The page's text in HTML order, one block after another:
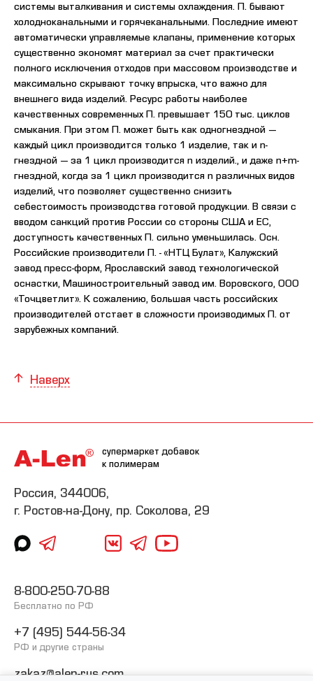
системы выталкивания и системы охлаждения. П. бывают
холодноканальными и горячеканальными. Последние имеют
автоматически управляемые клапаны, применение которых
существенно экономят материал за счет практически
полного исключения отходов при массовом производстве и
максимально скрывают точку впрыска, что важно для
внешнего вида изделий. Ресурс работы наиболее
качественных современных П. превышает 150 тыс. циклов
смыкания. При этом П. может быть как одногнездной —
каждый цикл производится только 1 изделие, так и n-
гнездной — за 1 цикл производится n изделий., и даже n+m-
гнездной, когда за 1 цикл производится n различных видов
изделий, что позволяет существенно снизить
себестоимость производства готовой продукции. В связи с
вводом санкций против России со стороны США и ЕС,
доступность качественных П. сильно уменьшилась. Осн.
Российские производители П. - «НТЦ Булат», Калужский
завод пресс-форм, Ярославский завод технологической
оснастки, Машиностроительный завод им. Воровского, ООО
«Точцветлит». К сожалению, большая часть российских
производителей отстает в сложности производимых П. от
зарубежных компаний.
Наверх
супермаркет добавок
к полимерам
Россия, 344006,
г. Ростов-на-Дону, пр. Соколова, 29
8-800-250-70-88
Бесплатно по РФ
+7 (495) 544-56-34
РФ и другие страны
zakaz@alen-rus.com